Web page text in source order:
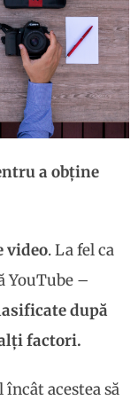
a obține
video. La fel ca
YouTube –
după
factori.
acestea să